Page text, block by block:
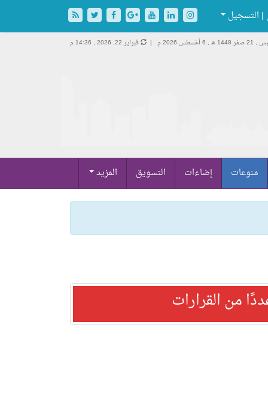
| التسجيل
1448 هـ , 6 أغسطس 2026 م | فبراير 22, 2026 , 14:36 م
منوعات إضاءات التسويق المزيد
من القرارات